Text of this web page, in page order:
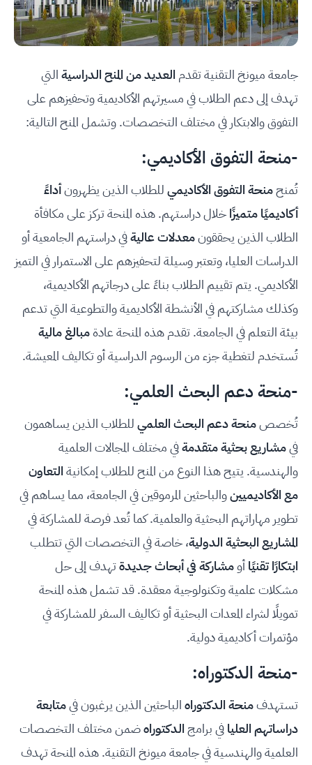
جامعة ميونخ التقنية تقدم العديد من المنح الدراسيةالتي
تهدف إلى دعم الطلاب في مسيرتهم الأكاديمية وتحفيزهم على
التفوق والابتكار في مختلف التخصصات. وتشمل المنح التالية:
-منحة التفوق الأكاديمي:
تُمنحمنحة التفوق الأكاديميللطلاب الذين يظهرونأداءً
أكاديميًا متميزًاخلال دراستهم. هذه المنحة تركز على مكافأة
الطلاب الذين يحققونمعدلات عاليةفي دراستهم الجامعية أو
الدراسات العليا، وتعتبر وسيلة لتحفيزهم على الاستمرار في التميز
الأكاديمي. يتم تقييم الطلاب بناءً على درجاتهم الأكاديمية،
وكذلك مشاركتهم في الأنشطة الأكاديمية والتطوعية التي تدعم
بيئة التعلم في الجامعة. تقدم هذه المنحة عادةمبالغ مالية
تُستخدم لتغطية جزء من الرسوم الدراسية أو تكاليف المعيشة.
-منحة دعم البحث العلمي:
تُخصصمنحة دعم البحث العلميللطلاب الذين يساهمون
فيمشاريع بحثية متقدمةفي مختلف المجالات العلمية
والهندسية. يتيح هذا النوع من المنح للطلاب إمكانيةالتعاون
مع الأكاديميينوالباحثين المرموقين في الجامعة، مما يساهم في
تطوير مهاراتهم البحثية والعلمية. كما تُعد فرصة للمشاركة في
المشاريع البحثية الدولية، خاصة في التخصصات التي تتطلب
ابتكارًا تقنيًاأومشاركة في أبحاث جديدةتهدف إلى حل
مشكلات علمية وتكنولوجية معقدة. قد تشمل هذه المنحة
تمويلًا لشراء المعدات البحثية أو تكاليف السفر للمشاركة في
مؤتمرات أكاديمية دولية.
-منحة الدكتوراه:
تستهدفمنحة الدكتوراهالباحثين الذين يرغبون فيمتابعة
دراساتهم العليافي برامجالدكتوراهضمن مختلف التخصصات
العلمية والهندسية في جامعة ميونخ التقنية. هذه المنحة تهدف